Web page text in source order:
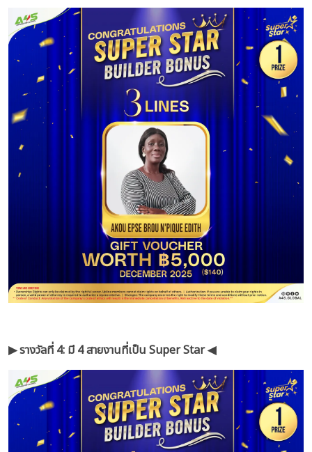
▶︎ รางวัลที่ 4: มี 4 สายงานที่เป็น Super Star ◀︎